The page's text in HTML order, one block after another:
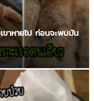
ขาหายไป ก่อนจะพบมัน